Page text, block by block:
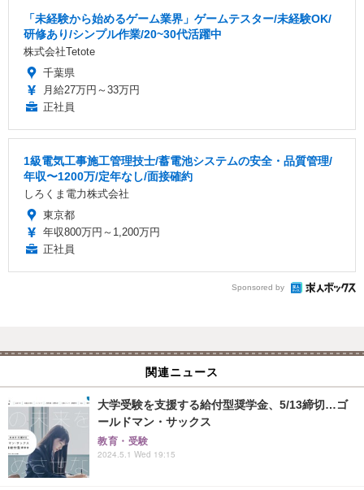
「未経験から始めるゲーム業界」ゲームテスター/未経験OK/
研修あり/シンプル作業/20~30代活躍中
株式会社Tetote
千葉県
月給27万円～33万円
正社員
1級電気工事施工管理技士/蓄電池システムの安全・品質管理/
年収〜1200万/定年なし/面接確約
しろくま電力株式会社
東京都
年収800万円～1,200万円
正社員
Sponsored by
関連ニュース
大学受験を支援する給付型奨学金、5/13締切…ゴ
ールドマン・サックス
教育・受験
2024.5.1 Wed 19:15